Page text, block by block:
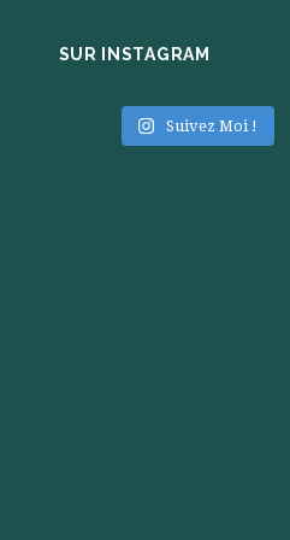
SUR INSTAGRAM
Suivez Moi !